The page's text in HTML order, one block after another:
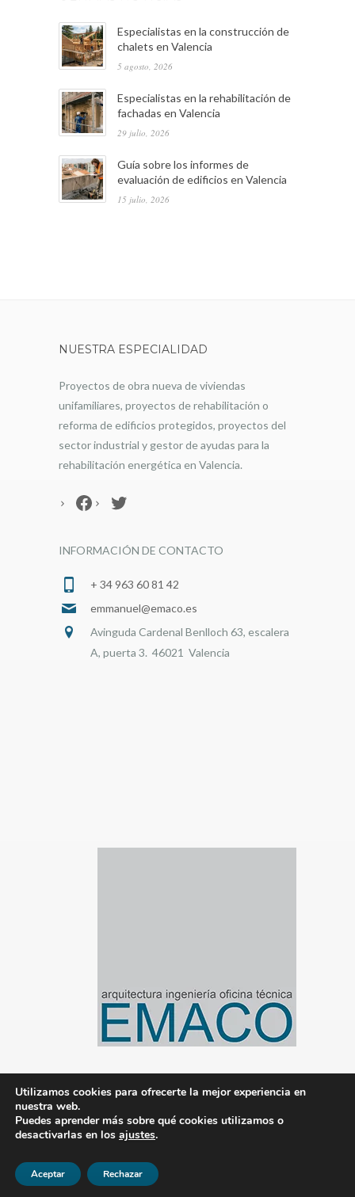
Especialistas en la construcción de
chalets en Valencia
5 agosto, 2026
Especialistas en la rehabilitación de
fachadas en Valencia
29 julio, 2026
Guía sobre los informes de
evaluación de edificios en Valencia
15 julio, 2026
NUESTRA ESPECIALIDAD
Proyectos de obra nueva de viviendas
unifamiliares, proyectos de rehabilitación o
reforma de edificios protegidos, proyectos del
sector industrial y gestor de ayudas para la
rehabilitación energética en Valencia.
Facebook
Twitter
INFORMACIÓN DE CONTACTO
+ 34 963 60 81 42
emmanuel@emaco.es
Avinguda Cardenal Benlloch 63, escalera
A, puerta 3. 46021 Valencia
© 2020-2024 Emaco Gestión de Proyectos S.L.
|Aviso legal|Política de privacidad
Utilizamos cookies para ofrecerte la mejor experiencia en
nuestra web.
Puedes aprender más sobre qué cookies utilizamos o
desactivarlas en los ajustes.
Aceptar Rechazar